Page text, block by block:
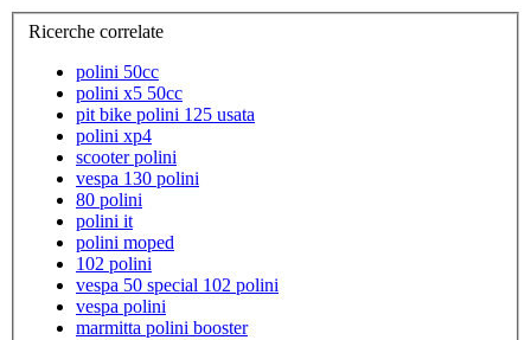
Ricerche correlate
polini 50cc
polini x5 50cc
pit bike polini 125 usata
polini xp4
scooter polini
vespa 130 polini
80 polini
polini it
polini moped
102 polini
vespa 50 special 102 polini
vespa polini
marmitta polini booster